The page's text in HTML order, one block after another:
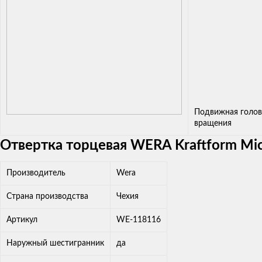
Подвижная
вращения
Отвертка торцевая WERA Kraftform
Производитель Wera
Страна производства Чехия
Артикул WE-118116
Наружный шестигранник да